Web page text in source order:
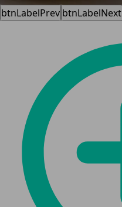
btnLabelPrev btnLabelNext